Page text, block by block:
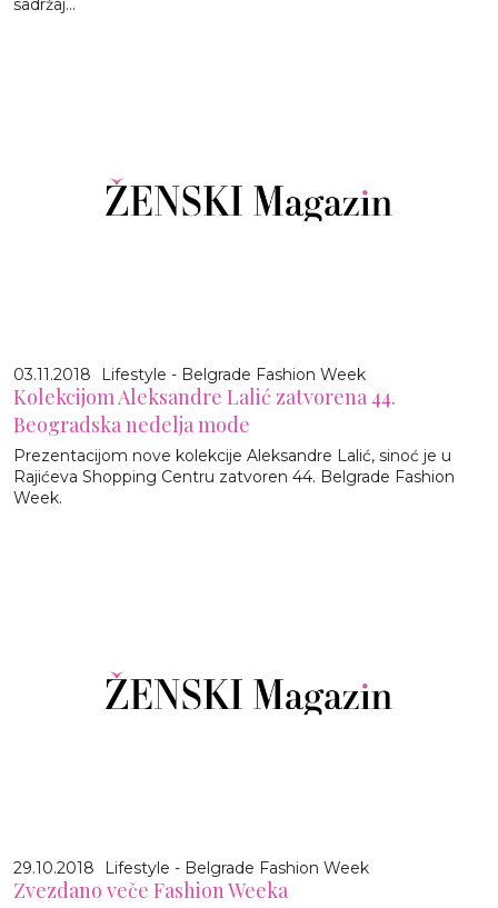
sadržaj...
03.11.2018 Lifestyle - Belgrade Fashion Week
Kolekcijom Aleksandre Lalić zatvorena 44.
Beogradska nedelja mode
Prezentacijom nove kolekcije Aleksandre Lalić, sinoć je u
Rajićeva Shopping Centru zatvoren 44. Belgrade Fashion
Week.
29.10.2018 Lifestyle - Belgrade Fashion Week
Zvezdano veče Fashion Weeka